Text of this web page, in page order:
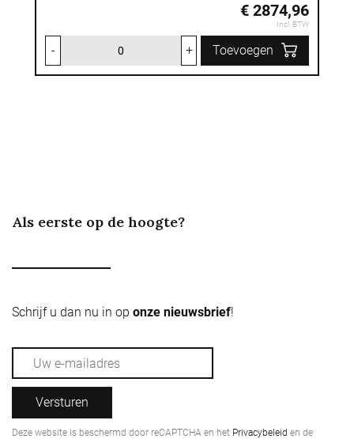
€ 2874,96
Incl. BTW
- + Toevoegen
Als eerste op de hoogte?
Schrijf u dan nu in op onze nieuwsbrief!
Versturen
Deze website is beschermd door reCAPTCHA en het Privacybeleid en de